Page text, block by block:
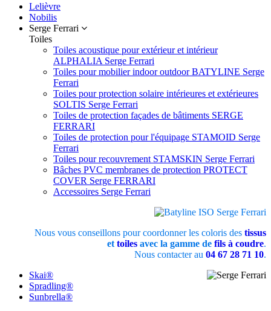
Lelièvre
Nobilis
Serge Ferrari
Toiles
Toiles acoustique pour extérieur et intérieur
ALPHALIA Serge Ferrari
Toiles pour mobilier indoor outdoor BATYLINE Serge
Ferrari
Toiles pour protection solaire intérieures et extérieures
SOLTIS Serge Ferrari
Toiles de protection façades de bâtiments SERGE
FERRARI
Toiles de protection pour l'équipage STAMOID Serge
Ferrari
Toiles pour recouvrement STAMSKIN Serge Ferrari
Bâches PVC membranes de protection PROTECT
COVER Serge FERRARI
Accessoires Serge Ferrari
Nous vous conseillons pour coordonner les coloris des tissus
et toiles avec la gamme de fils à coudre.
Nous contacter au 04 67 28 71 10.
Skai®
Spradling®
Sunbrella®